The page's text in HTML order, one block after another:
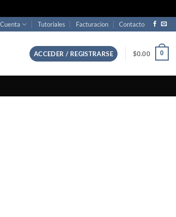
Tutoriales Facturacion Contacto
ACCEDER / REGISTRARSE $0.00 0